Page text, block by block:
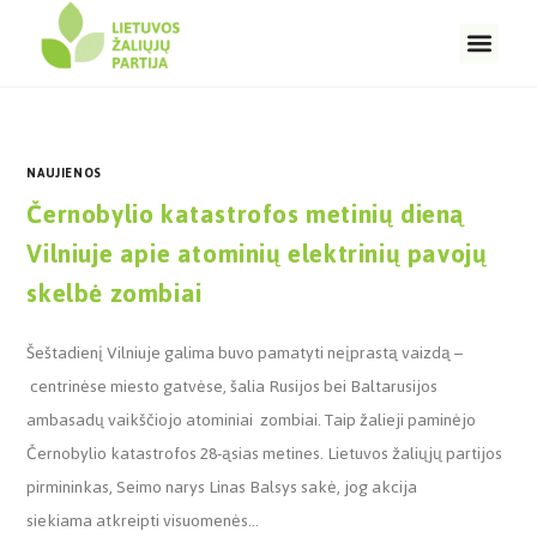
NAUJIENOS
Černobylio katastrofos metinių dieną
Vilniuje apie atominių elektrinių pavojų
skelbė zombiai
Šeštadienį Vilniuje galima buvo pamatyti neįprastą vaizdą –
centrinėse miesto gatvėse, šalia Rusijos bei Baltarusijos
ambasadų vaikščiojo atominiai zombiai. Taip žalieji paminėjo
Černobylio katastrofos 28-ąsias metines. Lietuvos žaliųjų partijos
pirmininkas, Seimo narys Linas Balsys sakė, jog akcija
siekiama atkreipti visuomenės…